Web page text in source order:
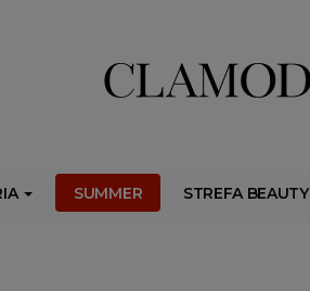
SUMMER STREFA BEAUTY